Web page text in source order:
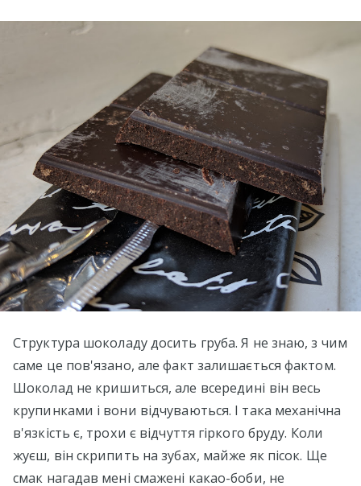
Структура шоколаду досить груба. Я не знаю, з чим
саме це пов'язано, але факт залишається фактом.
Шоколад не кришиться, але всередині він весь
крупинками і вони відчуваються. І така механічна
в'язкість є, трохи є відчуття гіркого бруду. Коли
жуєш, він скрипить на зубах, майже як пісок. Ще
смак нагадав мені смажені какао-боби, не